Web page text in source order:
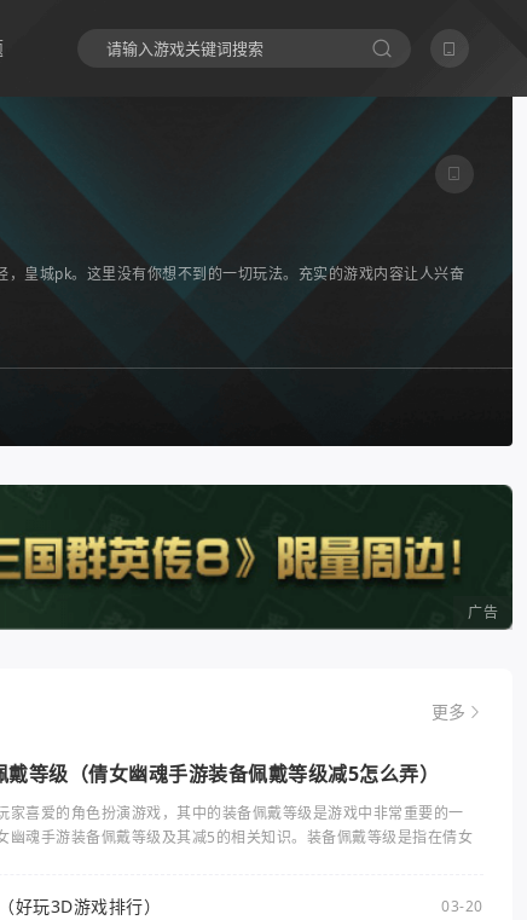
皇城pk。这里没有你想不到的一切玩法。充实的游戏内容让人兴奋
广告
更多
等级（倩女幽魂手游装备佩戴等级减5怎么弄）
家喜爱的角色扮演游戏，其中的装备佩戴等级是游戏中非常重要的一
幽魂手游装备佩戴等级及其减5的相关知识。装备佩戴等级是指在倩女
好玩3D游戏排行） 03-20